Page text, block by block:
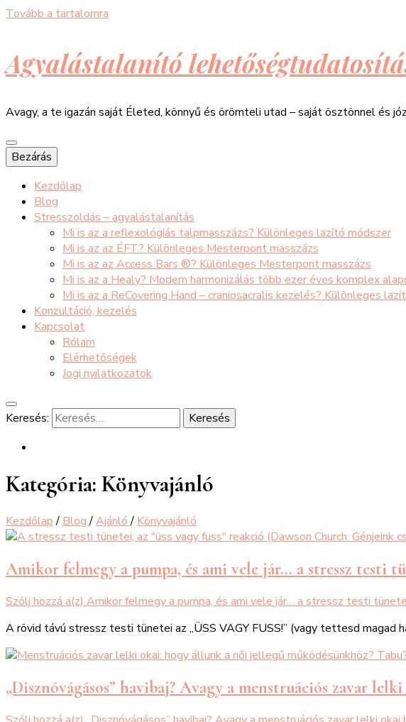
Tovább a tartalomra
Agyalástalanító
Avagy, a te igazán saját Életed, könnyű és örömteli utad – saját ösztönnel és
Bezárás
Kezdőlap
Blog
Stresszoldás – agyalástalanítás
Mi is az a reflexológiás talpmasszázs? Különleges lazító módszer
Mi is az az ÉFT? Különleges Mesterpont masszázs
Mi is az az Access Bars ®? Különleges Mesterpont masszázs
Mi is az a Healy? Modern harmonizálás több ezer éves komplex
Mi is az a ReCovering Hand – craniosacralis kezelés? Különleges
Konzultáció, kezelés
Kapcsolat
Rólam
Elérhetőségek
Jogi nyilatkozatok
Keresés:
Kategória: Könyvajánló
Kezdőlap / Blog/Ajánló/ Könyvajánló
Amikor felmegy a pumpa, és ami vele jár… a stressz testi
Szólj hozzá a(z) Amikor felmegy a pumpa, és ami vele jár… a stressz testi
A rövid távú stressz testi tünetei az „ÜSS VAGY FUSS!” (vagy tettesd magad
„Disznóvágásos” havibaj? Avagy a menstruációs zavar